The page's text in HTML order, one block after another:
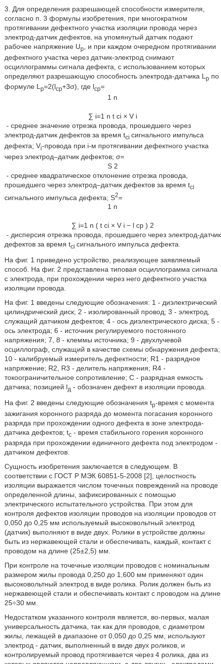
3. Для определения разрешающей способности измерителя,
согласно п. 3 формулы изобретения, при многократном
протягивании дефектного участка изоляции провода через
электрод-датчик дефектов, на упомянутый датчик подают
рабочее напряжение Up
, и при каждом очередном протягивании
дефектного участка через датчик-электрод снимают
осциллограммы сигнала дефекта, с использованием которых
определяют разрешающую способность электрода-датчика L p по
формуле Lp=2(lcp+3σ), где lcp=
1 n
∑ i=1 n t ci × V i
- среднее значение отрезка провода, прошедшего через
электрод-датчик дефектов за время tci сигнального импульса
дефекта; Vi-провода при i-м протягивании дефектного участка
через электрод–датчик дефектов; σ=
S 2
- среднее квадратическое отклонение отрезка провода,
прошедшего через электрод–датчик дефектов за время tci
сигнального импульса дефекта; S2=
1 n
∑ i=1 n ( t ci × V i − l cp ) 2
- дисперсия отрезка провода, прошедшего через электрод-датчик
дефектов за время tci сигнального импульса дефекта.
На фиг. 1 приведено устройство, реализующее заявляемый
способ. На фиг. 2 представлена типовая осциллограмма сигнала
с электрода, при прохождении через него дефектного участка
изоляции провода.
На фиг. 1 введены следующие обозначения: 1 - диэлектрический
цилиндрический диск; 2 - изолированный провод; 3 - электрод,
служащий датчиком дефектов; 4 - ось диэлектрического диска; 5 -
ось электрода; 6 - источник регулируемого постоянного
напряжения; 7, 8 - клеммы источника; 9 - двухлучевой
осциллограф, служащий в качестве схемы обнаружения дефекта;
10 - калибруемый измеритель дефектности; R1 - разрядное
напряжение; R2, R3 - делитель напряжения; R4 -
токоограничительное сопротивление; C - разрядная емкость
датчика; позицией lд - обозначен дефект в изоляции провода.
На фиг. 2 введены следующие обозначения tр-время с момента
зажигания коронного разряда до момента погасания коронного
разряда при прохождении одного дефекта в зоне электрода-
датчика дефектов; tс- время стабильного горения коронного
разряда при прохождении единичного дефекта под электродом -
датчиком дефектов.
Сущность изобретения заключается в следующем. В
соответствии с ГОСТ Р МЭК 60851-5-2008 [2], целостность
изоляции выражается числом точечных повреждений на проводе
определенной длины, зафиксированных с помощью
электрического испытательного устройства. При этом для
контроля дефектов изоляции проводов на изоляции проводов от
0,050 до 0,25 мм используемый высоковольтный электрод
(датчик) выполняют в виде двух. Ролики в устройстве должны
быть из нержавеющей стали и обеспечивать, каждый, контакт с
проводом на длине (25±2,5) мм.
При контроле на точечные изоляции проводов с номинальным
размером жилы провода 0,250 до 1,600 мм применяют один
высоковольтный электрод в виде ролика. Ролик должен быть из
нержавеющей стали и обеспечивать контакт с проводом на длине
25÷30 мм.
Недостатком указанного контроля является, во-первых, малая
универсальность датчика, так как для проводов, с диаметром
жилы, лежащей в диапазоне от 0,050 до 0,25 мм, используют
электрод - датчик, выполненный в виде двух роликов, и
контролируемый провод протягивается через 4 ролика, два из